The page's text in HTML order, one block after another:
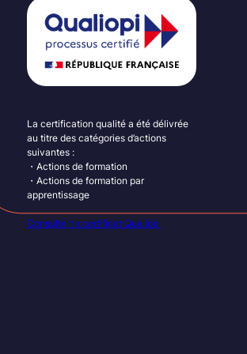
La certification qualité a été délivrée
au titre des catégories d’actions
suivantes :
・Actions de formation
・Actions de formation par
apprentissage
Consulter le certificat Qualiopi